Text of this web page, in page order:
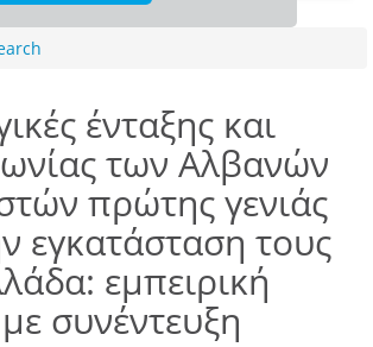
ένταξης και
των Αλβανών
πρώτης γενιάς
εγκατάσταση τους
εμπειρική
συνέντευξη